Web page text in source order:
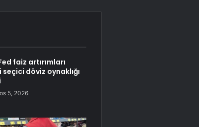
faiz artırımları
seçici döviz oynaklığı
5, 2026